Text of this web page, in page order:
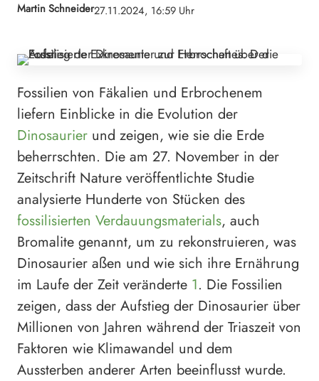
Martin Schneider27.11.2024, 16:59 Uhr
Fossilien von Fäkalien und Erbrochenem
liefern Einblicke in die Evolution der
Dinosaurier und zeigen, wie sie die Erde
beherrschten. Die am 27. November in der
Zeitschrift Nature veröffentlichte Studie
analysierte Hunderte von Stücken des
fossilisierten Verdauungsmaterials, auch
Bromalite genannt, um zu rekonstruieren, was
Dinosaurier aßen und wie sich ihre Ernährung
im Laufe der Zeit veränderte 1. Die Fossilien
zeigen, dass der Aufstieg der Dinosaurier über
Millionen von Jahren während der Triaszeit von
Faktoren wie Klimawandel und dem
Aussterben anderer Arten beeinflusst wurde.